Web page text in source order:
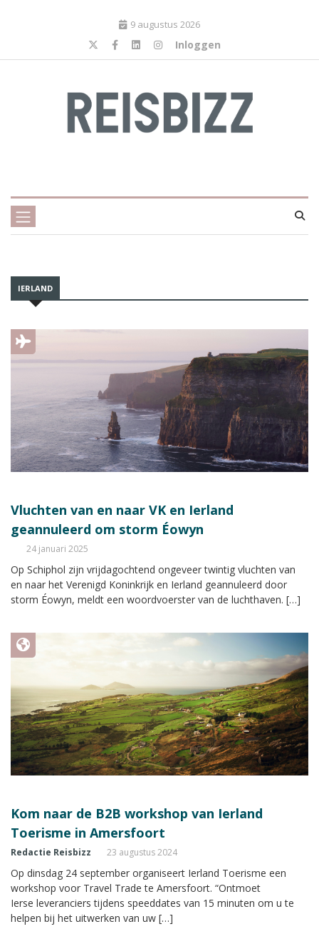
9 augustus 2026
Inloggen
IERLAND
Vluchten van en naar VK en Ierland
geannuleerd om storm Éowyn
24 januari 2025
Op Schiphol zijn vrijdagochtend ongeveer twintig vluchten van
en naar het Verenigd Koninkrijk en Ierland geannuleerd door
storm Éowyn, meldt een woordvoerster van de luchthaven. […]
Kom naar de B2B workshop van Ierland
Toerisme in Amersfoort
Redactie Reisbizz 23 augustus 2024
Op dinsdag 24 september organiseert Ierland Toerisme een
workshop voor Travel Trade te Amersfoort. “Ontmoet
Ierse leveranciers tijdens speeddates van 15 minuten om u te
helpen bij het uitwerken van uw […]